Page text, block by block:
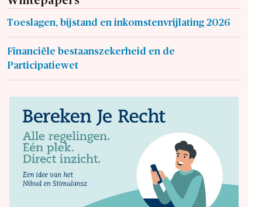
Toeslagen, bijstand en inkomstenvrijlating 2026
Financiële bestaanszekerheid en de
Participatiewet